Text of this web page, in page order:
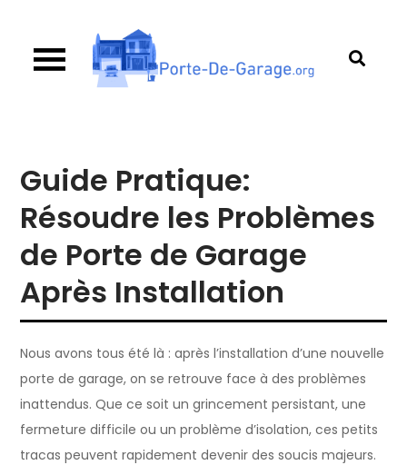
content
Guide Pratique:
Résoudre les Problèmes
de Porte de Garage
Après Installation
Nous avons tous été là : après l’installation d’une nouvelle
porte de garage, on se retrouve face à des problèmes
inattendus. Que ce soit un grincement persistant, une
fermeture difficile ou un problème d’isolation, ces petits
tracas peuvent rapidement devenir des soucis majeurs.